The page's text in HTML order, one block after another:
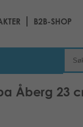
B2B-SHOP
Åberg 23